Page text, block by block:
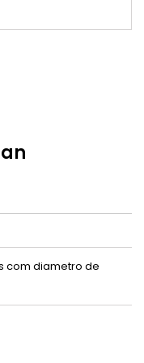
com diametro de